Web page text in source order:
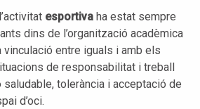
esportiva ha estat sempre
dins de l’organització acadèmica
vinculació entre iguals i amb els
de responsabilitat i treball
tolerància i acceptació de
d’oci.